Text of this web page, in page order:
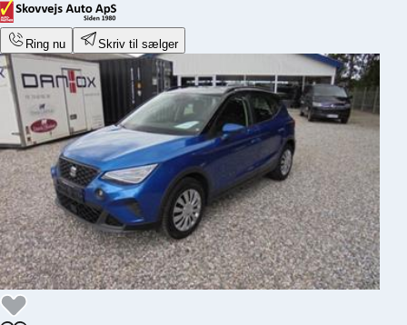
Ring nu Skriv til sælger